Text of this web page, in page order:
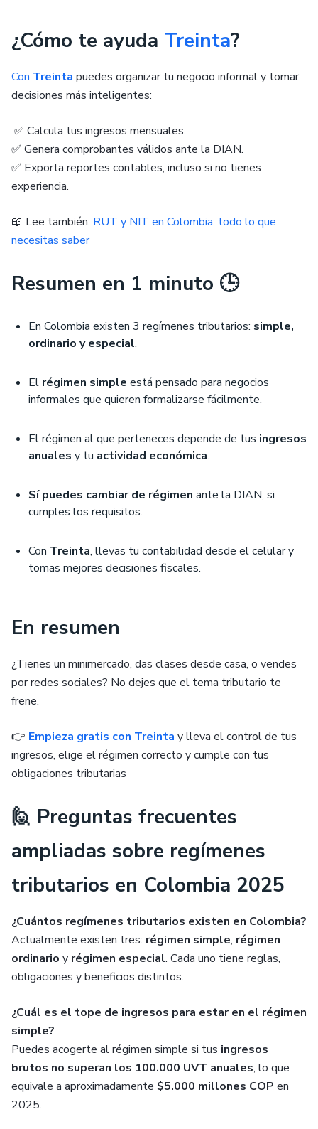
¿Cómo te ayuda Treinta?
Con Treinta puedes organizar tu negocio informal y tomar
decisiones más inteligentes:
✅ Calcula tus ingresos mensuales.
✅ Genera comprobantes válidos ante la DIAN.
✅ Exporta reportes contables, incluso si no tienes
experiencia.
📖 Lee también: RUT y NIT en Colombia: todo lo que
necesitas saber
Resumen en 1 minuto 🕒
En Colombia existen 3 regímenes tributarios: simple,
ordinario y especial.
El régimen simple está pensado para negocios
informales que quieren formalizarse fácilmente.
El régimen al que perteneces depende de tus ingresos
anuales y tu actividad económica.
Sí puedes cambiar de régimen ante la DIAN, si
cumples los requisitos.
Con Treinta, llevas tu contabilidad desde el celular y
tomas mejores decisiones fiscales.
En resumen
¿Tienes un minimercado, das clases desde casa, o vendes
por redes sociales? No dejes que el tema tributario te
frene.
👉 Empieza gratis con Treinta y lleva el control de tus
ingresos, elige el régimen correcto y cumple con tus
obligaciones tributarias
🙋 Preguntas frecuentes
ampliadas sobre regímenes
tributarios en Colombia 2025
¿Cuántos regímenes tributarios existen en Colombia?
Actualmente existen tres: régimen simple, régimen
ordinario y régimen especial. Cada uno tiene reglas,
obligaciones y beneficios distintos.
¿Cuál es el tope de ingresos para estar en el régimen
simple?
Puedes acogerte al régimen simple si tus ingresos
brutos no superan los 100.000 UVT anuales, lo que
equivale a aproximadamente $5.000 millones COP en
2025.